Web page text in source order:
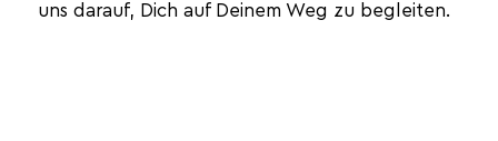
uns darauf, Dich auf Deinem Weg zu begleiten.